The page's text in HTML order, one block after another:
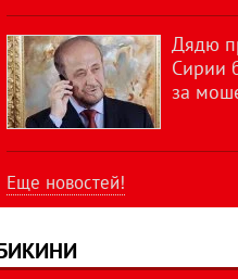
Дядю
Сирии
за
Еще новостей!